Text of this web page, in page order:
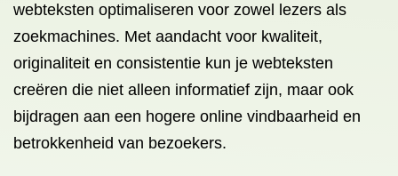
webteksten optimaliseren voor zowel lezers als
zoekmachines. Met aandacht voor kwaliteit,
originaliteit en consistentie kun je webteksten
creëren die niet alleen informatief zijn, maar ook
bijdragen aan een hogere online vindbaarheid en
betrokkenheid van bezoekers.